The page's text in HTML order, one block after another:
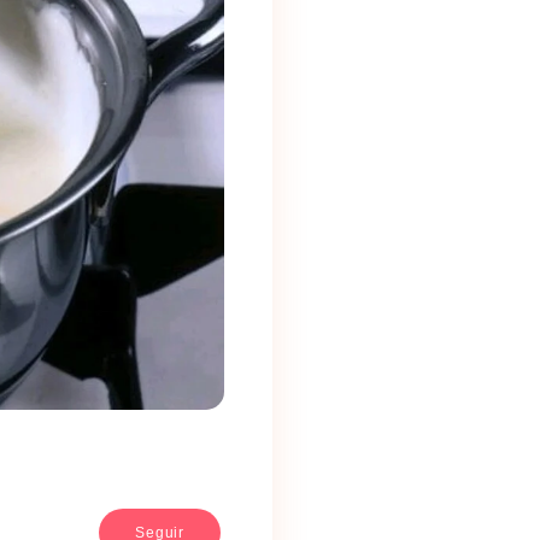
Seguir